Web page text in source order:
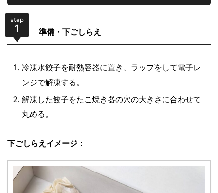
step
1 準備・下ごしらえ
冷凍水餃子を耐熱容器に置き、ラップをして電子レ
ンジで解凍する。
解凍した餃子をたこ焼き器の穴の大きさに合わせて
丸める。
下ごしらえイメージ：